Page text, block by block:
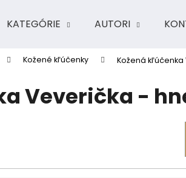
KATEGÓRIE AUTORI
Kožené kľúčenky Kožená
Veverička -
Čo